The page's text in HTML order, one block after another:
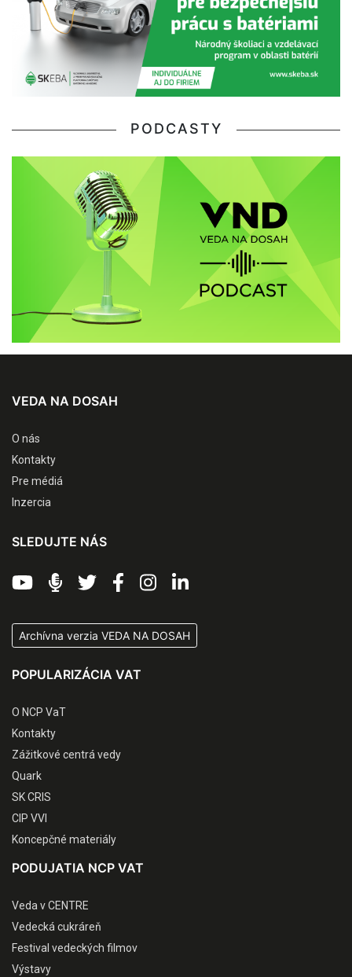
PODCASTY
VEDA NA DOSAH
O nás
Kontakty
Pre médiá
Inzercia
SLEDUJTE NÁS
Archívna verzia VEDA NA DOSAH
POPULARIZÁCIA VAT
O NCP VaT
Kontakty
Zážitkové centrá vedy
Quark
SK CRIS
CIP VVI
Koncepčné materiály
PODUJATIA NCP VAT
Veda v CENTRE
Vedecká cukráreň
Festival vedeckých filmov
Výstavy